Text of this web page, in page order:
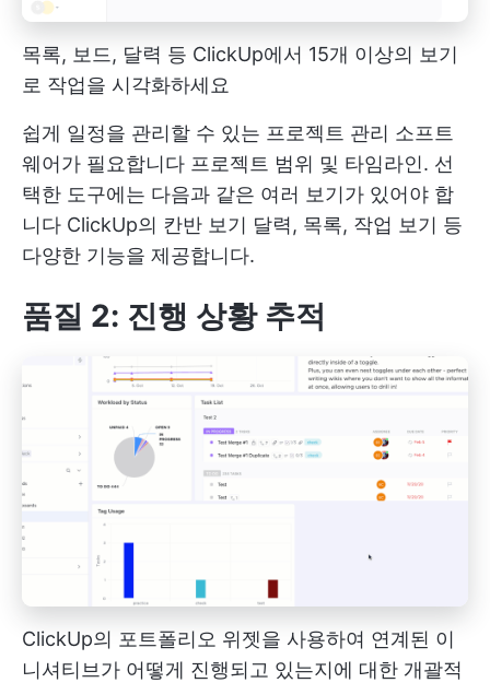
목록, 보드, 달력 등 ClickUp에서 15개 이상의 보기
로 작업을 시각화하세요
쉽게 일정을 관리할 수 있는 프로젝트 관리 소프트
웨어가 필요합니다 프로젝트 범위 및 타임라인. 선
택한 도구에는 다음과 같은 여러 보기가 있어야 합
니다 ClickUp의 칸반 보기 달력, 목록, 작업 보기 등
다양한 기능을 제공합니다.
품질 2: 진행 상황 추적
ClickUp의 포트폴리오 위젯을 사용하여 연계된 이
니셔티브가 어떻게 진행되고 있는지에 대한 개괄적